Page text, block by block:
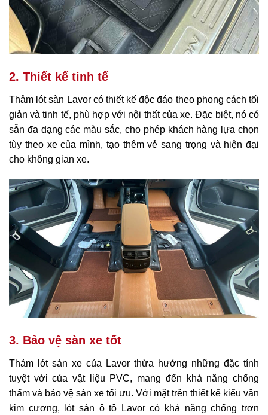
2. Thiết kế tinh tế
Thảm lót sàn Lavor có thiết kế độc đáo theo phong cách tối
giản và tinh tế, phù hợp với nội thất của xe. Đặc biệt, nó có
sẵn đa dạng các màu sắc, cho phép khách hàng lựa chọn
tùy theo xe của mình, tạo thêm vẻ sang trọng và hiện đại
cho không gian xe.
3. Bảo vệ sàn xe tốt
Thảm lót sàn xe của Lavor thừa hưởng những đặc tính
tuyệt vời của vật liệu PVC, mang đến khả năng chống
thấm và bảo vệ sàn xe tối ưu. Với mặt trên thiết kế kiểu vân
kim cương, lót sàn ô tô Lavor có khả năng chống trơn